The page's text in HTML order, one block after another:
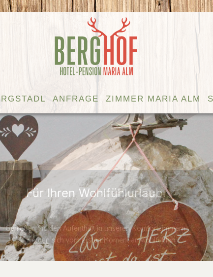
ANFRAGE ZIMMER MARIA ALM
Wo Herz ist, da ist auch Glück!
Ihr unvergesslicher Urlaub mit vielen
Glücksmomenten liegt uns sehr am Herzen!